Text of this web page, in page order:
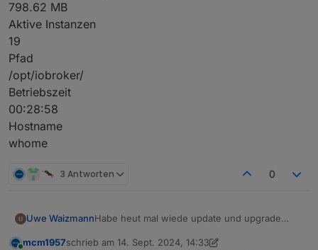
798.62 MB
Aktive Instanzen
19
Pfad
/opt/iobroker/
Betriebszeit
00:28:58
Hostname
whome
3 Antworten 0
Uwe WaizmannHabe heut mal wiede update und upgrade
Jetzt ist die Platte voll und ich hab keine
$ df -h
mcm1957schrieb am 14. Sept. 2024, 14:33